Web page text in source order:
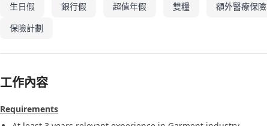
生日假 銀行假 超值年假 雙糧 額外醫療保險
保險計劃
工作內容
Requirements